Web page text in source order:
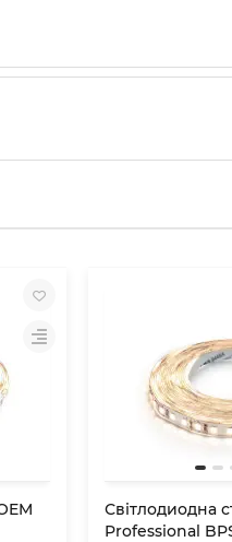
Світлодиодна
Professional